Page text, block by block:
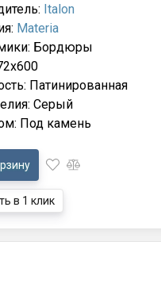
Italon
Materia
Бордюры
Патинированная
Серый
Под камень
в 1 клик